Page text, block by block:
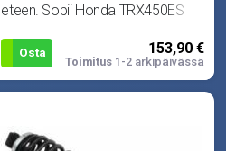
eteen. Sopii Honda TRX450ES
Foreman 02-04.
Osta 153,90 €
Toimitus1-2 arkipäivässä